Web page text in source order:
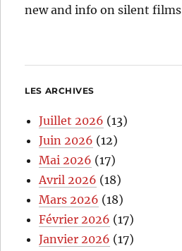
new and info on silent films
LES ARCHIVES
Juillet 2026 (13)
Juin 2026 (12)
Mai 2026 (17)
Avril 2026 (18)
Mars 2026 (18)
Février 2026 (17)
Janvier 2026 (17)